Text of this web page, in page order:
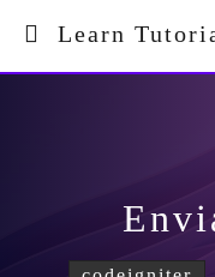
Learn